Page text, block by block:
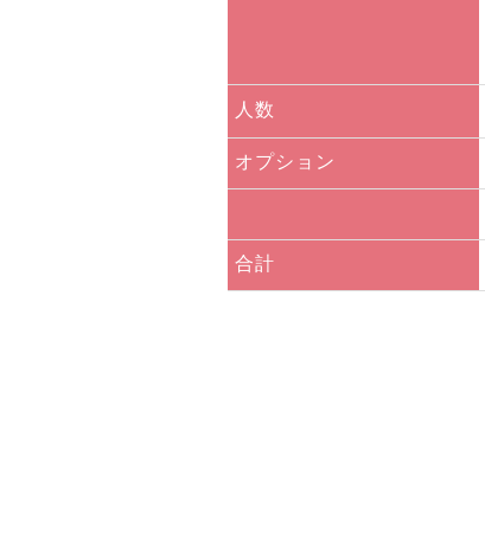
人数
オプション
合計